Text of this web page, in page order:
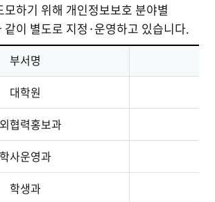
모하기 위해 개인정보보호 분야별
같이 별도로 지정·운영하고 있습니다.
부서명
대학원
협력홍보과
학사운영과
학생과